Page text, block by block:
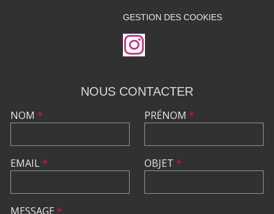
GESTION DES COOKIES
NOUS CONTACTER
NOM *
EMAIL*
PRÉNOM *
OBJET *
MESSAGE *